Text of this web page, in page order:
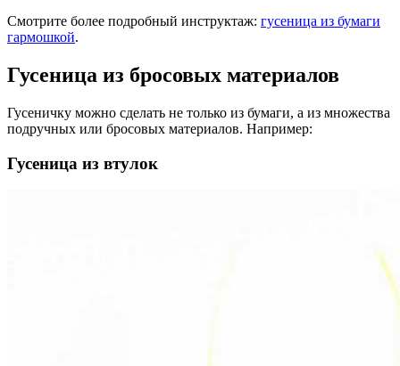
Смотрите более подробный инструктаж: гусеница из бумаги
гармошкой.
Гусеница из бросовых материалов
Гусеничку можно сделать не только из бумаги, а из множества
подручных или бросовых материалов. Например:
Гусеница из втулок